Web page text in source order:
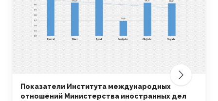
Показатели Института международных
отношений Министерства иностранных дел